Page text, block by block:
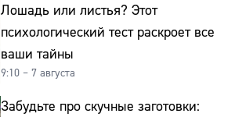
Лошадь или листья? Этот
психологический тест раскроет все
ваши тайны
9:10 – 7 августа
Забудьте про скучные заготовки: